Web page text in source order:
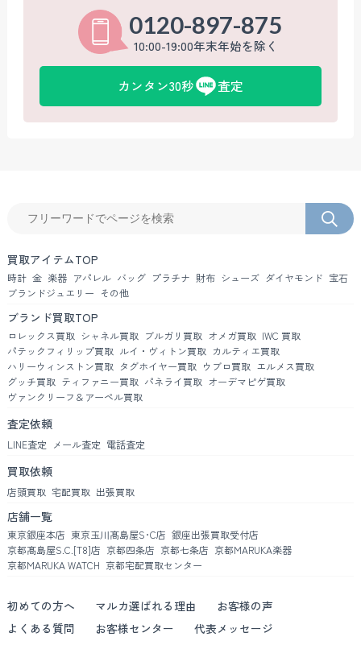
0120-897-875
10:00-19:00年末年始を除く
カンタン30秒 査定
買取アイテムTOP
時計 金 楽器 アパレル バッグ プラチナ 財布 シューズ ダイヤモンド 宝石
ブランドジュエリー その他
ブランド買取TOP
ロレックス買取 シャネル買取 ブルガリ買取 オメガ買取 IWC 買取
パテックフィリップ買取 ルイ・ヴィトン買取 カルティエ買取
ハリーウィンストン買取 タグホイヤー買取 ウブロ買取 エルメス買取
グッチ買取 ティファニー買取 パネライ買取 オーデマピゲ買取
ヴァンクリーフ＆アーペル買取
査定依頼
LINE査定 メール査定 電話査定
買取依頼
店頭買取 宅配買取 出張買取
店舗一覧
東京銀座本店 東京玉川髙島屋S･C店 銀座出張買取受付店
京都髙島屋S.C.[T8]店 京都四条店 京都七条店 京都MARUKA楽器
京都MARUKA WATCH 京都宅配買取センター
初めての方へ マルカ選ばれる理由
お客様の声
よくある質問
お客様センター
代表メッセージ